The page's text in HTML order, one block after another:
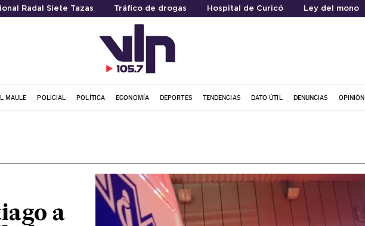
Radal Siete Tazas Tráfico de drogas Hospital de Curicó Ley del mono
MAULE POLICIAL POLÍTICA ECONOMÍA DEPORTES TENDENCIAS DATO ÚTIL DENUNCIAS OPINIÓN
a